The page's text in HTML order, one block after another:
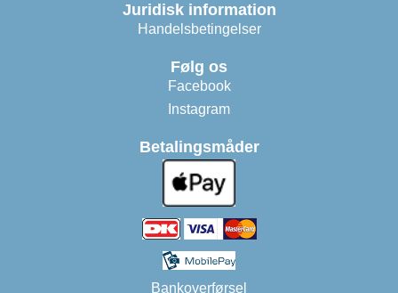
Juridisk information
Handelsbetingelser
Følg os
Facebook
Instagram
Betalingsmåder
Bankoverførsel